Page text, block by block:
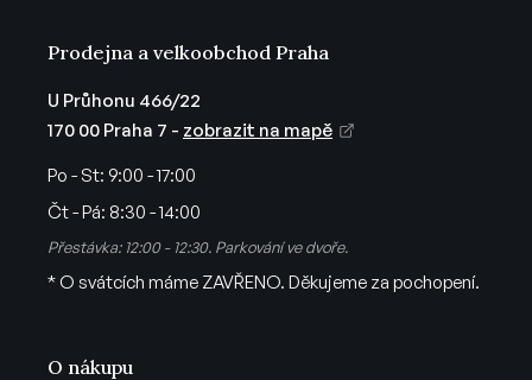
O nákupu
Prodejna a velkoobchod Praha
U Průhonu 466/22
170 00 Praha 7 - zobrazit na mapě
Po - St: 9:00 - 17:00
Čt - Pá: 8:30 - 14:00
Přestávka: 12:00 - 12:30. Parkování ve dvoře.
* O svátcích máme ZAVŘENO. Děkujeme za pochopení.